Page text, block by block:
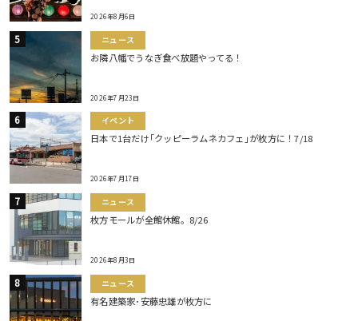
2026年8月6日
ニュース
お隣八幡でうなぎ食べ放題やってる！
2026年7月23日
イベント
日本で1台だけ｢クッピーラムネカフェ｣が枚方に！7/18
2026年7月17日
ニュース
枚方モールが全館休館。8/26
2026年8月3日
ニュース
有名建築家･安藤忠雄が枚方に